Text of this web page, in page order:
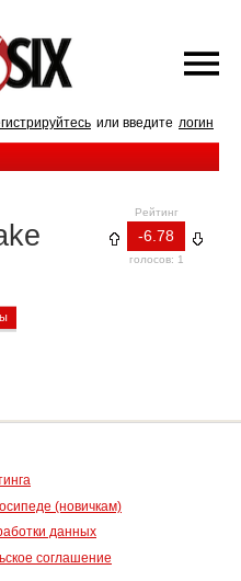
или введите логин
Рейтинг
-6.78
голосов: 1
(новичкам)
данных
соглашение